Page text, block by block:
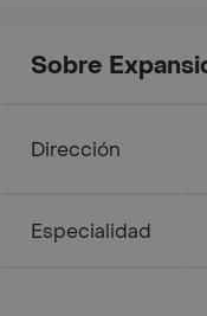
Sobre
Dirección
Especialidad